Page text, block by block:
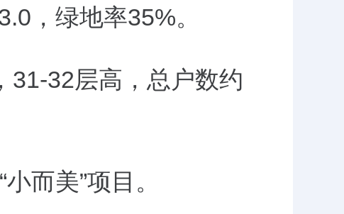
，绿地率35%。
31-32层高，总户数约
而美”项目。